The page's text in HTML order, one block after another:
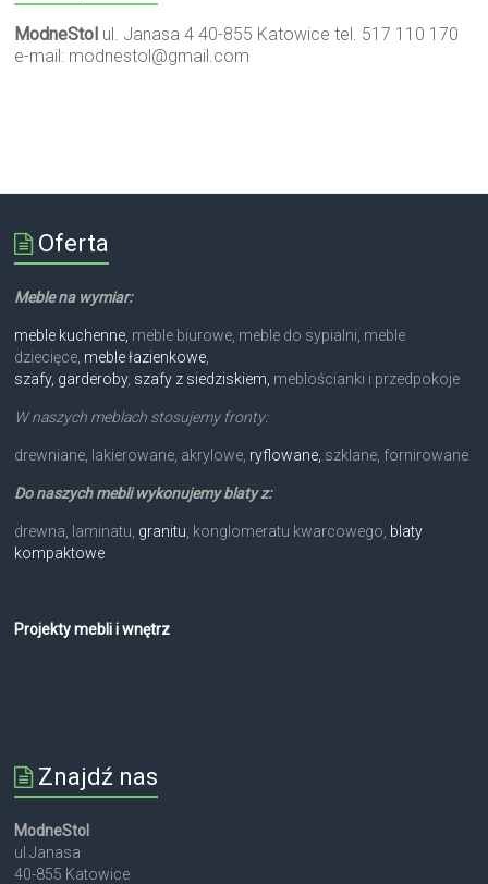
ModneStol ul. Janasa 4 40-855 Katowice tel. 517 110 170
e-mail: modnestol@gmail.com
Oferta
Meble na wymiar:
meble kuchenne, meble biurowe, meble do sypialni, meble
dziecięce, meble łazienkowe,
szafy, garderoby, szafy z siedziskiem, meblościanki i przedpokoje
W naszych meblach stosujemy fronty:
drewniane, lakierowane, akrylowe, ryflowane, szklane, fornirowane
Do naszych mebli wykonujemy blaty z:
drewna, laminatu, granitu, konglomeratu kwarcowego, blaty
kompaktowe
Projekty mebli i wnętrz
Znajdź nas
ModneStol
ul.Janasa
40-855 Katowice